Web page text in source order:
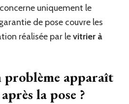
uniquement le
de pose couvre les
réalisée par levitrier à
problème apparaît
la pose ?